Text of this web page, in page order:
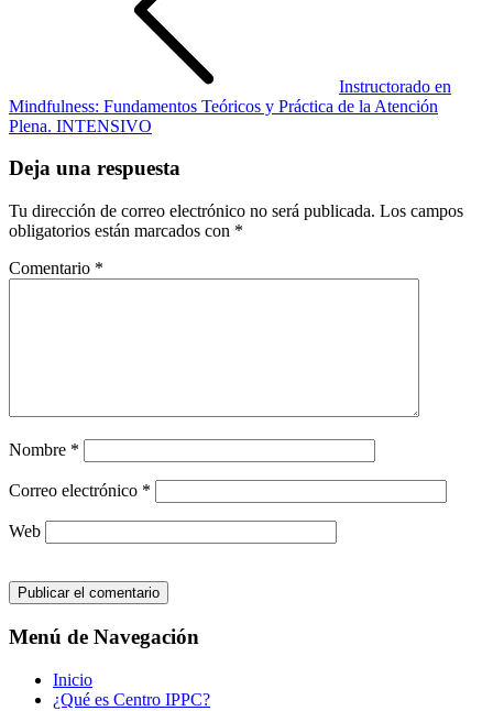
Instructorado en
Mindfulness: Fundamentos Teóricos y Práctica de la Atención
Plena. INTENSIVO
Deja una respuesta
Tu dirección de correo electrónico no será publicada. Los campos
obligatorios están marcados con *
Comentario *
Nombre *
Correo electrónico *
Web
Menú de Navegación
Inicio
¿Qué es Centro IPPC?